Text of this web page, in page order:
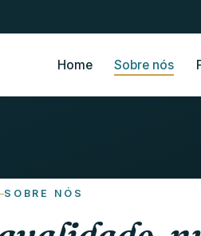
Home Sobre nós
SOBRE NÓS